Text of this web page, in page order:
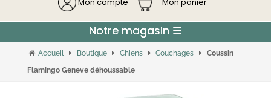
Accueil Boutique Chiens Couchages
Coussin
Flamingo Geneve déhoussable